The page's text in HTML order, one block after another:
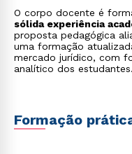
O corpo docente é
sólida experiência
proposta pedagógica
uma formação
mercado jurídico, com
analítico dos estudantes.
Formação